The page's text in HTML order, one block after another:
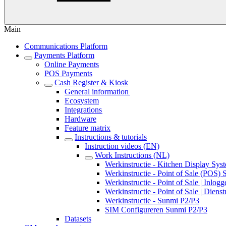
Main
Communications Platform
Payments Platform
Online Payments
POS Payments
Cash Register & Kiosk
General information
Ecosystem
Integrations
Hardware
Feature matrix
Instructions & tutorials
Instruction videos (EN)
Work Instructions (NL)
Werkinstructie - Kitchen Display
Werkinstructie - Point of Sale (POS)
Werkinstructie - Point of Sale |
Werkinstructie - Point of Sale |
Werkinstructie - Sunmi P2/P3
SIM Configureren Sunmi P2/P3
Datasets